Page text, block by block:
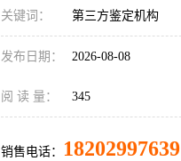
关键词： 第三方鉴定机构
发布日期： 2026-08-08
阅 读 量： 345
销售电话： 18202997639